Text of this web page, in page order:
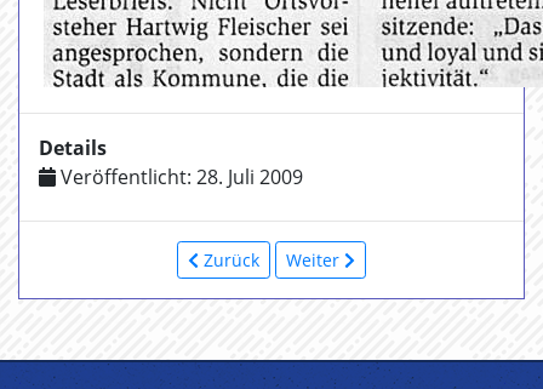
Details
Veröffentlicht: 28. Juli 2009
Zurück Weiter